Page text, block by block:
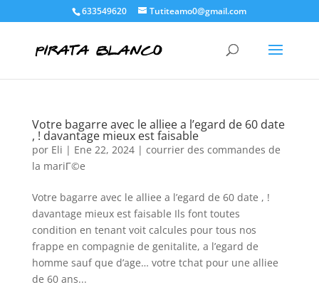
633549620 Tutiteamo0@gmail.com
Votre bagarre avec le alliee a l’egard de 60 date
, ! davantage mieux est faisable
por Eli | Ene 22, 2024| courrier des commandes de
la mariГ©e
Votre bagarre avec le alliee a l’egard de 60 date , !
davantage mieux est faisable Ils font toutes
condition en tenant voit calcules pour tous nos
frappe en compagnie de genitalite, a l’egard de
homme sauf que d’age… votre tchat pour une alliee
de 60 ans...